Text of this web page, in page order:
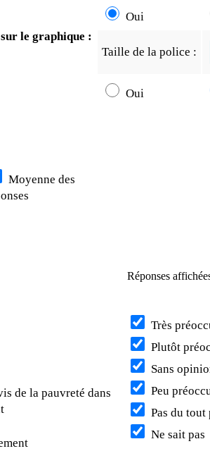
le graphique :
Oui
Taille de la police :
Oui
Moyenne des
de la pauvreté dans
Réponses
Très
Plutôt
Sans
Peu
Pas du tout
Ne sait pas